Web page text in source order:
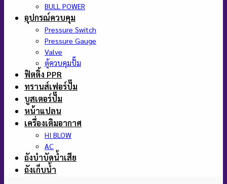
BULL POWER
อุปกรณ์ควบคุม
Pressure Switch
Pressure Gauge
Valve
ตู้ควบคุมปั๊ม
ฟิตติ้ง PPR
ทรานส์เฟอร์ปั๊ม
บูสเตอร์ปั๊ม
หน้าแปลน
เครื่องเติมอากาศ
HI BLOW
AC
ถังบำบัดน้ำเสีย
ถังเก็บน้ำ